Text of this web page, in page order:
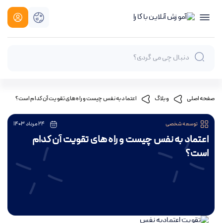
صفحه اصلی وبلاگ اعتماد به نفس چیست و راه های تقویت آن کدام است؟
توسعه شخصی 24 مرداد 1403
اعتماد به نفس چیست و راه های تقویت آن کدام
است؟